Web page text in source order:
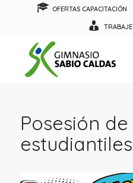
OFERTAS CAPACITACIÓN
Posesión